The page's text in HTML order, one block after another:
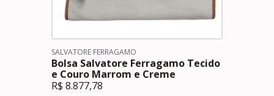
SALVATORE FERRAGAMO
Bolsa Salvatore Ferragamo Tecido
e Couro Marrom e Creme
R$ 8.877,78